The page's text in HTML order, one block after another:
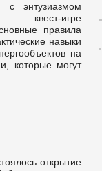
энтузиазмом
игре
правила
навыки
на
которые могут
открытие